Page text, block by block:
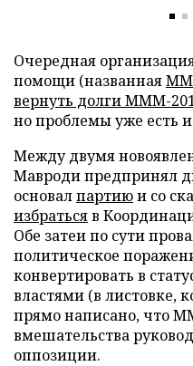
Очередная
помощи (названная
вернуть долги МММ-
но проблемы уже есть и
Между двумя
Мавроди предпринял
основалпартиюи со
избратьсяв
Обе затеи по сути
политическое
конвертировать в
властями (в листовке,
прямо написано, что
вмешательства
оппозиции.